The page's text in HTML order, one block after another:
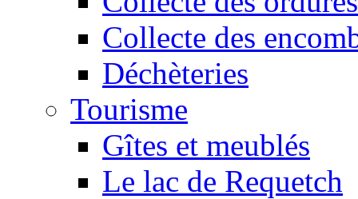
Collecte des
Déchèteries
Tourisme
Gîtes et meublés
Le lac de Requetch